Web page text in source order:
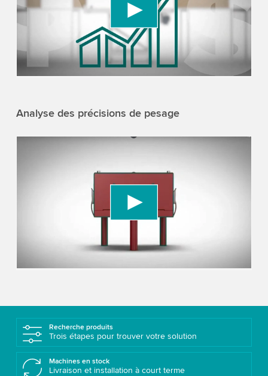
content that may collect data about your activity.
Please review the details and accept the service
to watch this video.
Analyse des précisions de pesage
We use a third party service to embed video
content that may collect data about your activity.
Please review the details and accept the service
Accept More information
Recherche produits
Trois étapes pour trouver votre solution
Machines en stock
Livraison et installation à court terme